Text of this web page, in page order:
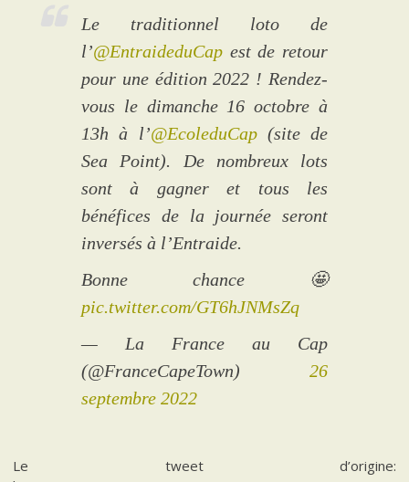
Le traditionnel loto de
l’@EntraideduCap est de retour
pour une édition 2022 ! Rendez-
vous le dimanche 16 octobre à
13h à l’@EcoleduCap(site de
Sea Point). De nombreux lots
sont à gagner et tous les
bénéfices de la journée seront
inversés à l’Entraide.
Bonne chance 🤩
pic.twitter.com/GT6hJNMsZq
— La France au Cap
(@FranceCapeTown) 26
septembre 2022
Le tweet d’origine: